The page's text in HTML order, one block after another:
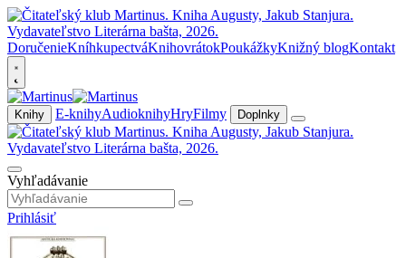
DoručenieKníhkupectváKnihovrátokPoukážkyKnižný blogKontakt
Knihy E-knihyAudioknihyHryFilmy Doplnky
Vyhľadávanie
Prihlásiť